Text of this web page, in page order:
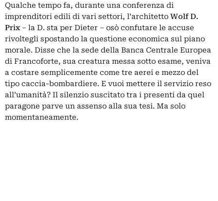
Qualche tempo fa, durante una conferenza di
imprenditori edili di vari settori, l’architetto Wolf D.
Prix– la D. sta per Dieter – osò confutare le accuse
rivoltegli spostando la questione economica sul piano
morale. Disse che la sede della Banca Centrale Europea
di Francoforte, sua creatura messa sotto esame, veniva
a costare semplicemente come tre aerei e mezzo del
tipo caccia-bombardiere. E vuoi mettere il servizio reso
all’umanità? Il silenzio suscitato tra i presenti da quel
paragone parve un assenso alla sua tesi. Ma solo
momentaneamente.